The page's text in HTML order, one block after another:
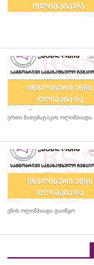
ერთი მათემატიკის ოლიმპიადა
ენის ოლიმპიადა დაიწყო